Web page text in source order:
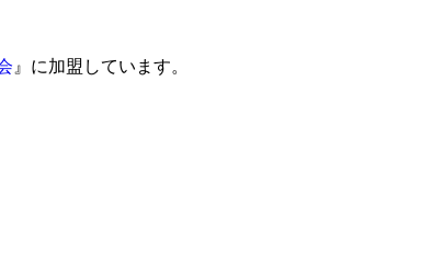
』に加盟しています。